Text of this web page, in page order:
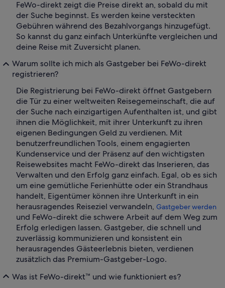
FeWo-direkt zeigt die Preise direkt an, sobald du mit
der Suche beginnst. Es werden keine versteckten
Gebühren während des Bezahlvorgangs hinzugefügt.
So kannst du ganz einfach Unterkünfte vergleichen und
deine Reise mit Zuversicht planen.
Warum sollte ich mich als Gastgeber bei FeWo-direkt
registrieren?
Die Registrierung bei FeWo-direkt öffnet Gastgebern
die Tür zu einer weltweiten Reisegemeinschaft, die auf
der Suche nach einzigartigen Aufenthalten ist, und gibt
ihnen die Möglichkeit, mit ihrer Unterkunft zu ihren
eigenen Bedingungen Geld zu verdienen. Mit
benutzerfreundlichen Tools, einem engagierten
Kundenservice und der Präsenz auf den wichtigsten
Reisewebsites macht FeWo-direkt das Inserieren, das
Verwalten und den Erfolg ganz einfach. Egal, ob es sich
um eine gemütliche Ferienhütte oder ein Strandhaus
handelt, Eigentümer können ihre Unterkunft in ein
herausragendes Reiseziel verwandeln, Gastgeber werden
und FeWo-direkt die schwere Arbeit auf dem Weg zum
Erfolg erledigen lassen. Gastgeber, die schnell und
zuverlässig kommunizieren und konsistent ein
herausragendes Gästeerlebnis bieten, verdienen
zusätzlich das Premium-Gastgeber-Logo.
Was ist FeWo-direkt™ und wie funktioniert es?